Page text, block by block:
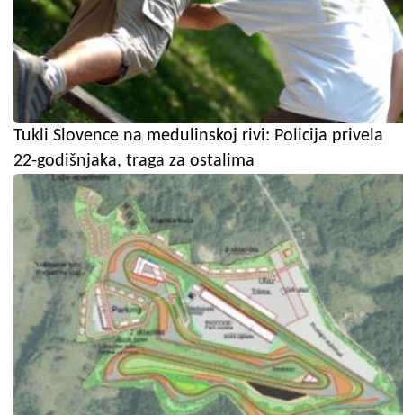
Tukli Slovence na medulinskoj rivi: Policija privela
22-godišnjaka, traga za ostalima